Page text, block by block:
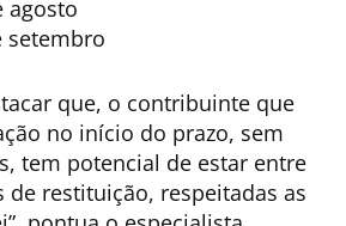
agosto
setembro
que, o contribuinte que
no início do prazo, sem
tem potencial de estar entre
restituição, respeitadas as